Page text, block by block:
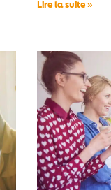
Lire la suite »